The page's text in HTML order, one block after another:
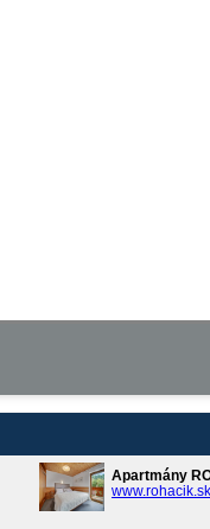
Apartmány
www.rohacik.sk